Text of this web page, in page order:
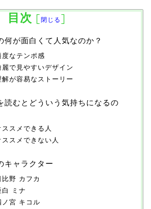
目次 [閉じる ]
何が面白くて人気なのか？
度なテンポ感
麗で見やすいデザイン
解が容易なストーリー
読むとどういう気持ちになるの
ススメできる人
ススメできない人
キャラクター
比野 カフカ
白 ミナ
ノ宮 キコル